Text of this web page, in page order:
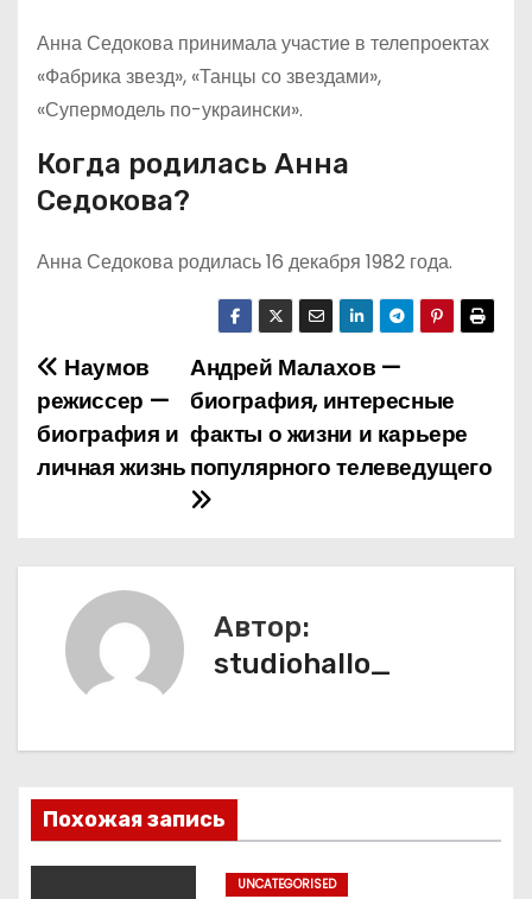
Анна Седокова принимала участие в телепроектах
«Фабрика звезд», «Танцы со звездами»,
«Супермодель по-украински».
Когда родилась Анна
Седокова?
Анна Седокова родилась 16 декабря 1982 года.
Н
а
в
г
п
о
Андрей Малахов —
биография, интересные
факты о жизни и карьере
популярного телеведущего
Наумов
режиссер —
биография и
личная жизнь
Автор:
studiohallo_
Похожая запись
UNCATEGORISED